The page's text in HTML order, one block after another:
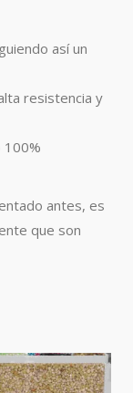
así un
resistencia y
100%
antes, es
que son